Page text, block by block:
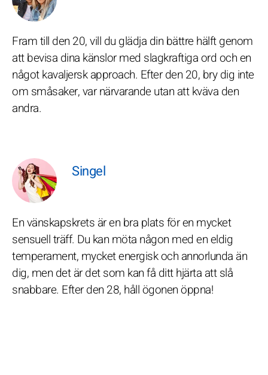
Fram till den 20, vill du glädja din bättre hälft genom
att bevisa dina känslor med slagkraftiga ord och en
något kavaljersk approach. Efter den 20, bry dig inte
om småsaker, var närvarande utan att kväva den
andra.
Singel
En vänskapskrets är en bra plats för en mycket
sensuell träff. Du kan möta någon med en eldig
temperament, mycket energisk och annorlunda än
dig, men det är det som kan få ditt hjärta att slå
snabbare. Efter den 28, håll ögonen öppna!